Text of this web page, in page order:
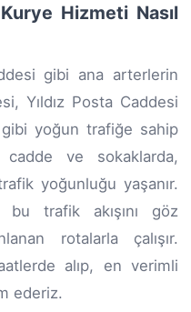
Hizmeti Nasıl
gibi ana arterlerin
Yıldız Posta Caddesi
yoğun trafiğe sahip
ve sokaklarda,
yoğunluğu yaşanır.
trafik akışını göz
rotalarla çalışır.
alıp, en verimli
ederiz.